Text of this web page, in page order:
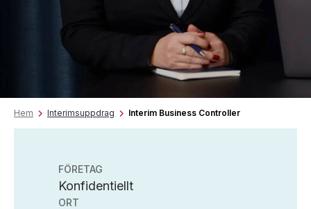
Hem Interimsuppdrag Interim Business Controller
FÖRETAG
Konfidentiellt
ORT